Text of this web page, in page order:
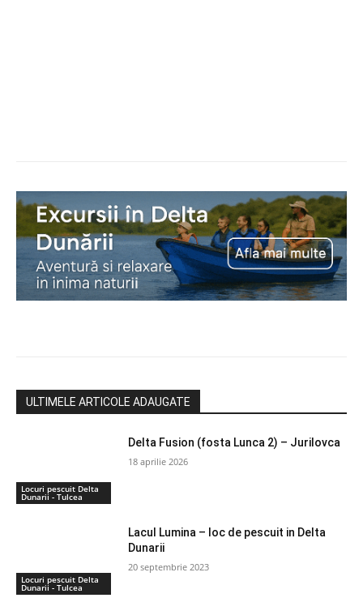
ULTIMELE ARTICOLE ADAUGATE
Locuri pescuit Delta
Dunarii - Tulcea
Delta Fusion (fosta Lunca 2) – Jurilovca
18 aprilie 2026
Locuri pescuit Delta
Dunarii - Tulcea
Lacul Lumina – loc de pescuit in Delta
Dunarii
20 septembrie 2023